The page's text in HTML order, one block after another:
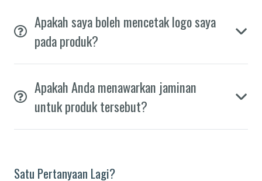
Apakah saya boleh mencetak logo saya
pada produk?
Apakah Anda menawarkan jaminan
untuk produk tersebut?
Satu Pertanyaan Lagi?